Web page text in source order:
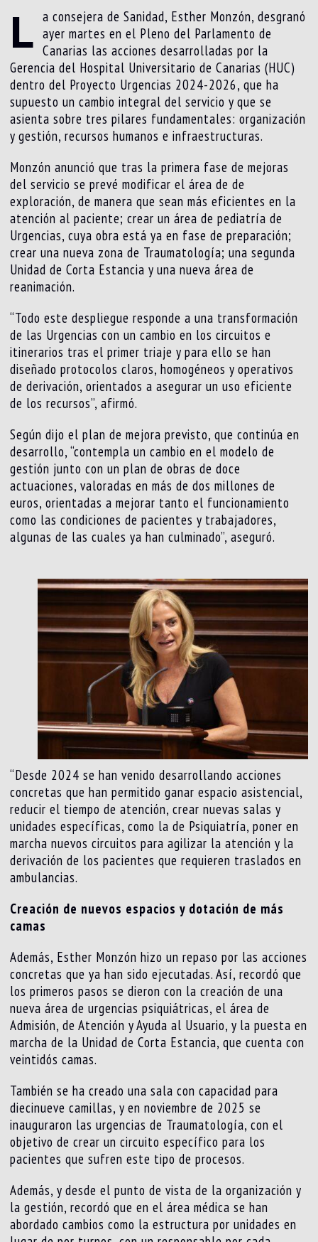
L a consejera de Sanidad, Esther Monzón, desgranó
ayer martes en el Pleno del Parlamento de
Canarias las acciones desarrolladas por la
Gerencia del Hospital Universitario de Canarias (HUC)
dentro del Proyecto Urgencias 2024-2026, que ha
supuesto un cambio integral del servicio y que se
asienta sobre tres pilares fundamentales: organización
y gestión, recursos humanos e infraestructuras.
Monzón anunció que tras la primera fase de mejoras
del servicio se prevé modificar el área de de
exploración, de manera que sean más eficientes en la
atención al paciente; crear un área de pediatría de
Urgencias, cuya obra está ya en fase de preparación;
crear una nueva zona de Traumatología; una segunda
Unidad de Corta Estancia y una nueva área de
reanimación.
“Todo este despliegue responde a una transformación
de las Urgencias con un cambio en los circuitos e
itinerarios tras el primer triaje y para ello se han
diseñado protocolos claros, homogéneos y operativos
de derivación, orientados a asegurar un uso eficiente
de los recursos”, afirmó.
Según dijo el plan de mejora previsto, que continúa en
desarrollo, “contempla un cambio en el modelo de
gestión junto con un plan de obras de doce
actuaciones, valoradas en más de dos millones de
euros, orientadas a mejorar tanto el funcionamiento
como las condiciones de pacientes y trabajadores,
algunas de las cuales ya han culminado”, aseguró.
“Desde 2024 se han venido desarrollando acciones
concretas que han permitido ganar espacio asistencial,
reducir el tiempo de atención, crear nuevas salas y
unidades específicas, como la de Psiquiatría, poner en
marcha nuevos circuitos para agilizar la atención y la
derivación de los pacientes que requieren traslados en
ambulancias.
Creación de nuevos espacios y dotación de más
camas
Además, Esther Monzón hizo un repaso por las acciones
concretas que ya han sido ejecutadas. Así, recordó que
los primeros pasos se dieron con la creación de una
nueva área de urgencias psiquiátricas, el área de
Admisión, de Atención y Ayuda al Usuario, y la puesta en
marcha de la Unidad de Corta Estancia, que cuenta con
veintidós camas.
También se ha creado una sala con capacidad para
diecinueve camillas, y en noviembre de 2025 se
inauguraron las urgencias de Traumatología, con el
objetivo de crear un circuito específico para los
pacientes que sufren este tipo de procesos.
Además, y desde el punto de vista de la organización y
la gestión, recordó que en el área médica se han
abordado cambios como la estructura por unidades en